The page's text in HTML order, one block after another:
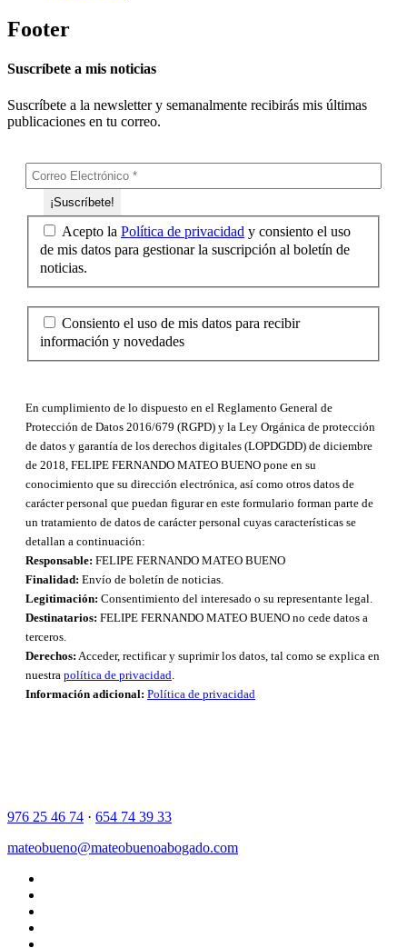
Footer
Suscríbete a mis noticias
Suscríbete a la newsletter y semanalmente recibirás mis últimas
publicaciones en tu correo.
Acepto la Política de privacidad
de mis datos para gestionar la suscripción al boletín de
noticias.
Consiento el uso de mis datos para recibir
información y novedades
En cumplimiento de lo dispuesto en el Reglamento General de
Protección de Datos 2016/679 (RGPD) y la Ley Orgánica de protección
de datos y garantía de los derechos digitales (LOPDGDD) de diciembre
de 2018, FELIPE FERNANDO MATEO BUENO pone en su
conocimiento que su dirección electrónica, así como otros datos de
carácter personal que puedan figurar en este formulario forman parte de
un tratamiento de datos de carácter personal cuyas características se
detallan a continuación:
Responsable: FELIPE FERNANDO MATEO BUENO
Finalidad: Envío de boletín de noticias.
Legitimación: Consentimiento del interesado o su representante legal.
Destinatarios: FELIPE FERNANDO MATEO BUENO no cede datos a
terceros.
Derechos: Acceder, rectificar y suprimir los datos, tal como se explica en
nuestra política de privacidad
Información adicional: Política de privacidad
976 25 46 74 · 654 74 39 33
mateobueno@mateobuenoabogado.com